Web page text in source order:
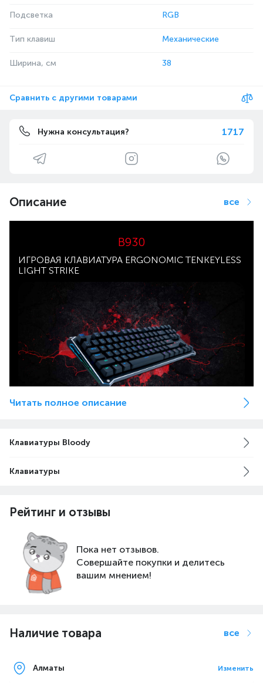
Подсветка RGB
Тип клавиш Механические
Ширина, см 38
Сравнить с другими товарами
Нужна консультация? 1717
Описание все
B930
ИГРОВАЯ КЛАВИАТУРА ERGONOMIC TENKEYLESS
LIGHT STRIKE
Эксклюзивный дизайн переключателей сочетает в
со стабилизированными, премиальными
Читать полное описание
Клавиатуры Bloody
Клавиатуры
Рейтинг и отзывы
Пока нет отзывов.
Совершайте покупки и делитесь
вашим мнением!
Наличие товара все
Алматы Изменить